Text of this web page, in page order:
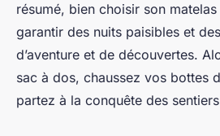
résumé, bien choisir son
garantir des nuits paisibles et
d’aventure et de découvertes.
sac à dos, chaussez vos bottes
partez à la conquête des